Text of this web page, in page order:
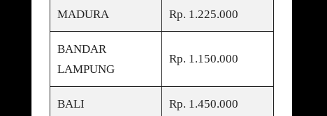
MADURA Rp. 1.225.000
BANDAR
LAMPUNG
Rp. 1.150.000
BALI Rp. 1.450.000